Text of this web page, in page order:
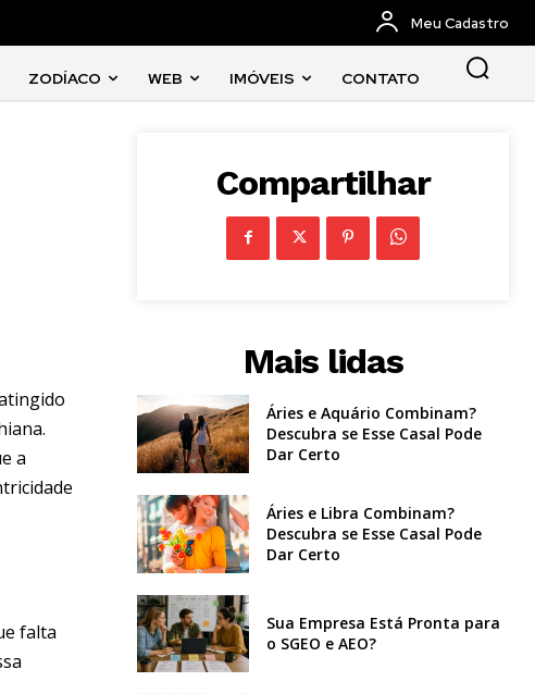
Meu Cadastro
ZODÍACO WEB IMÓVEIS CONTATO
a
falta
Compartilhar
Mais lidas
Áries e Aquário Combinam?
Descubra se Esse Casal Pode
Dar Certo
Áries e Libra Combinam?
Descubra se Esse Casal Pode
Dar Certo
Sua Empresa Está Pronta para
o SGEO e AEO?